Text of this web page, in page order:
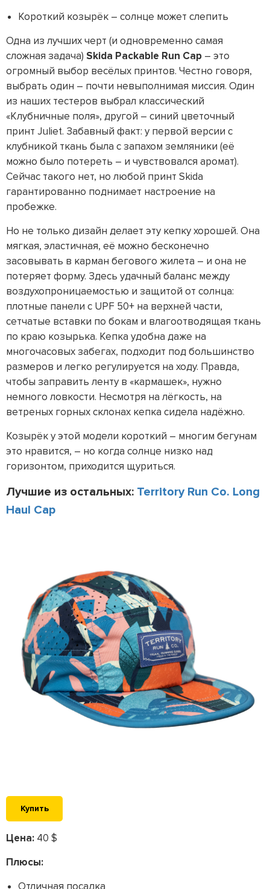
Короткий козырёк – солнце может слепить
Одна из лучших черт (и одновременно самая
сложная задача) Skida Packable Run Cap – это
огромный выбор весёлых принтов. Честно говоря,
выбрать один – почти невыполнимая миссия. Один
из наших тестеров выбрал классический
«Клубничные поля», другой – синий цветочный
принт Juliet. Забавный факт: у первой версии с
клубникой ткань была с запахом земляники (её
можно было потереть – и чувствовался аромат).
Сейчас такого нет, но любой принт Skida
гарантированно поднимает настроение на
пробежке.
Но не только дизайн делает эту кепку хорошей. Она
мягкая, эластичная, её можно бесконечно
засовывать в карман бегового жилета – и она не
потеряет форму. Здесь удачный баланс между
воздухопроницаемостью и защитой от солнца:
плотные панели с UPF 50+ на верхней части,
сетчатые вставки по бокам и влагоотводящая ткань
по краю козырька. Кепка удобна даже на
многочасовых забегах, подходит под большинство
размеров и легко регулируется на ходу. Правда,
чтобы заправить ленту в «кармашек», нужно
немного ловкости. Несмотря на лёгкость, на
ветреных горных склонах кепка сидела надёжно.
Козырёк у этой модели короткий – многим бегунам
это нравится, – но когда солнце низко над
горизонтом, приходится щуриться.
Лучшие из остальных: Territory Run Co. Long
Haul Cap
Купить
Цена: 40 $
Плюсы:
Отличная посадка